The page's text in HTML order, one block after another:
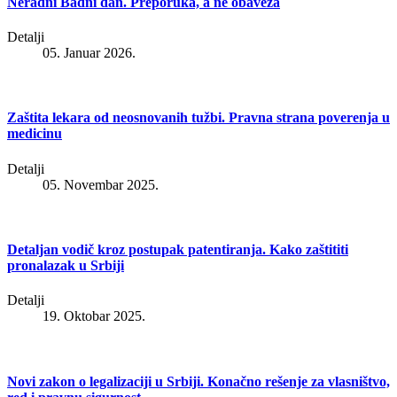
Detalji
05. Januar 2026.
Zaštita lekara od neosnovanih tužbi. Pravna strana poverenja u
medicinu
Detalji
05. Novembar 2025.
Detaljan vodič kroz postupak patentiranja. Kako zaštititi
pronalazak u Srbiji
Detalji
19. Oktobar 2025.
Novi zakon o legalizaciji u Srbiji. Konačno rešenje za vlasništvo,